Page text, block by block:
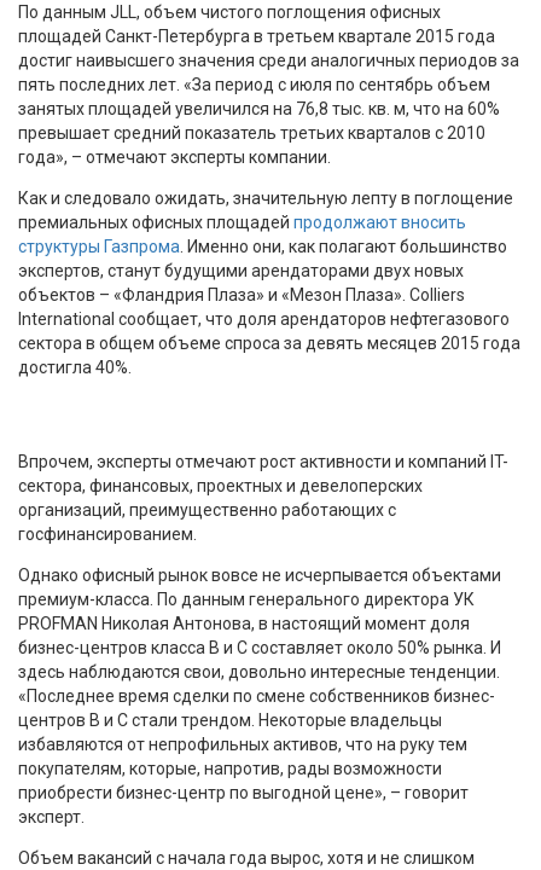
По данным JLL, объем чистого поглощения офисных
площадей Санкт-Петербурга в третьем квартале 2015 года
достиг наивысшего значения среди аналогичных периодов за
пять последних лет. «За период с июля по сентябрь объем
занятых площадей увеличился на 76,8 тыс. кв. м, что на 60%
превышает средний показатель третьих кварталов с 2010
года», – отмечают эксперты компании.
Как и следовало ожидать, значительную лепту в поглощение
премиальных офисных площадей продолжают вносить
структуры Газпрома . Именно они, как полагают большинство
экспертов, станут будущими арендаторами двух новых
объектов – «Фландрия Плаза» и «Мезон Плаза». Colliers
International сообщает, что доля арендаторов нефтегазового
сектора в общем объеме спроса за девять месяцев 2015 года
достигла 40%.
Впрочем, эксперты отмечают рост активности и компаний IT-
сектора, финансовых, проектных и девелоперских
организаций, преимущественно работающих с
госфинансированием.
Однако офисный рынок вовсе не исчерпывается объектами
премиум-класса. По данным генерального директора УК
PROFMAN Николая Антонова, в настоящий момент доля
бизнес-центров класса B и С составляет около 50% рынка. И
здесь наблюдаются свои, довольно интересные тенденции.
«Последнее время сделки по смене собственников бизнес-
центров B и С стали трендом. Некоторые владельцы
избавляются от непрофильных активов, что на руку тем
покупателям, которые, напротив, рады возможности
приобрести бизнес-центр по выгодной цене», – говорит
эксперт.
Объем вакансий с начала года вырос, хотя и не слишком